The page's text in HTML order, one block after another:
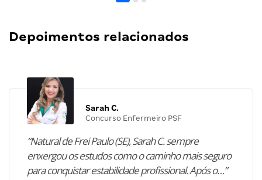
Depoimentos relacionados
Sarah C.
Concurso Enfermeiro PSF
“Natural de Frei Paulo (SE), Sarah C. sempre
enxergou os estudos como o caminho mais seguro
para conquistar estabilidade profissional. Após o…”